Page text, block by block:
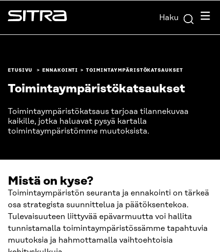
Siirry
suoraan
Sitra Haku
ETUSIVU ENNAKOINTI TOIMINTAYMPÄRISTÖ­KATSAUKSET
Toimintaympäristö­katsaukset
Toimintaympäristökatsaus tarjoaa tilannekuvaa
kaikille, jotka haluavat pysyä kartalla
toimintaympäristömme muutoksista.
Mistä on kyse?
Toimintaympäristön seuranta ja ennakointi on tärkeä
osa strategista suunnittelua ja päätöksentekoa.
Tulevaisuuteen liittyvää epävarmuutta voi hallita
tunnistamalla toimintaympäristössämme tapahtuvia
muutoksia ja hahmottamalla vaihtoehtoisia